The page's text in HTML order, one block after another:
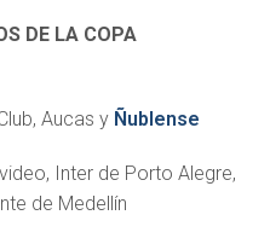
DE LA COPA
Aucas y Ñublense
Inter de Porto Alegre,
de Medellín